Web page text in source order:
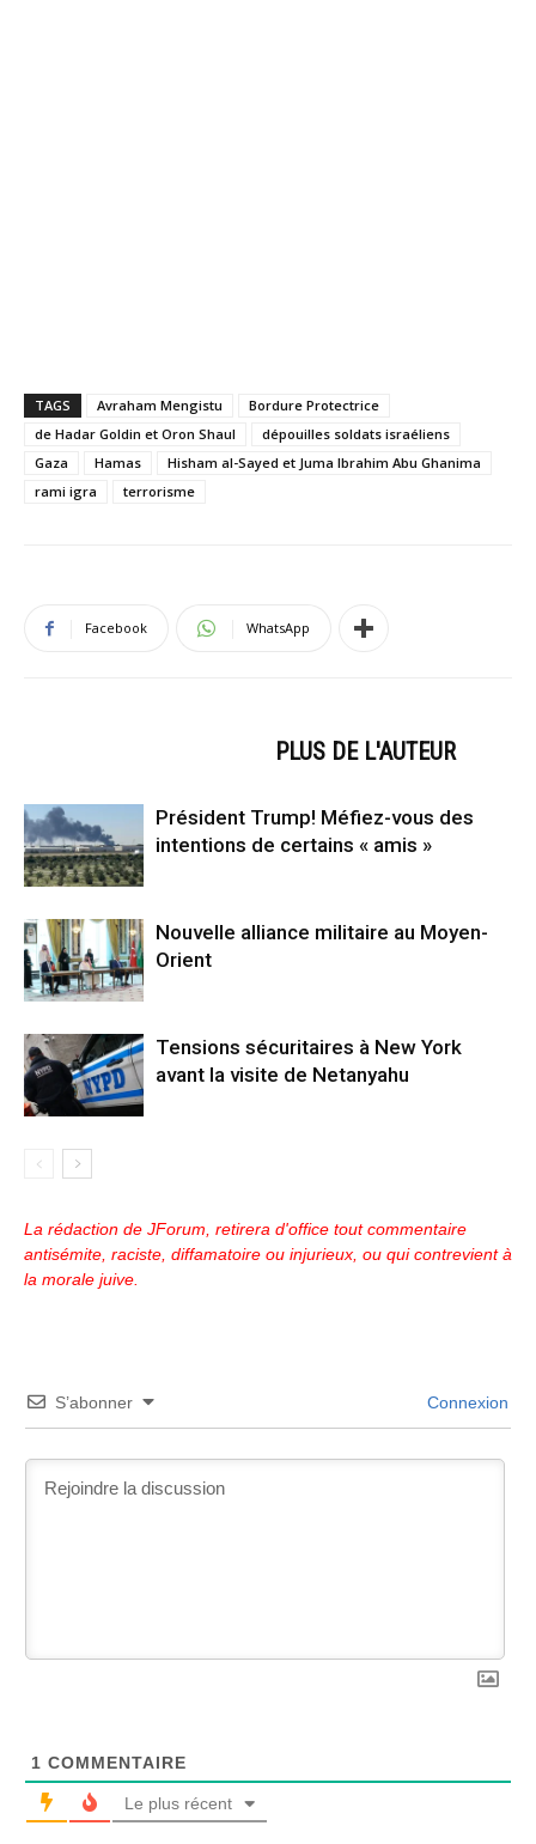
TAGS Avraham Mengistu
Bordure Protectrice
de Hadar Goldin et Oron Shaul
dépouilles soldats israéliens
Gaza
Hamas
Hisham al-Sayed et Juma Ibrahim Abu Ghanima
rami igra
terrorisme
Facebook WhatsApp
PLUS DE L'AUTEUR
Président Trump! Méfiez-vous des
intentions de certains « amis »
Nouvelle alliance militaire au Moyen-
Orient
Tensions sécuritaires à New York
avant la visite de Netanyahu
La rédaction de JForum, retirera d'office tout commentaire
antisémite, raciste, diffamatoire ou injurieux, ou qui contrevient à
la morale juive.
S’abonner Connexion
1 COMMENTAIRE
Le plus récent